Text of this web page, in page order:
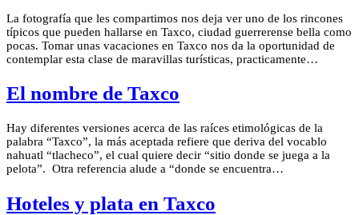
La fotografía que les compartimos nos deja ver uno de los rincones
típicos que pueden hallarse en Taxco, ciudad guerrerense bella como
pocas. Tomar unas vacaciones en Taxco nos da la oportunidad de
contemplar esta clase de maravillas turísticas, practicamente…
El nombre de Taxco
Hay diferentes versiones acerca de las raíces etimológicas de la
palabra “Taxco”, la más aceptada refiere que deriva del vocablo
nahuatl “tlacheco”, el cual quiere decir “sitio donde se juega a la
pelota”. Otra referencia alude a “donde se encuentra…
Hoteles y plata en Taxco